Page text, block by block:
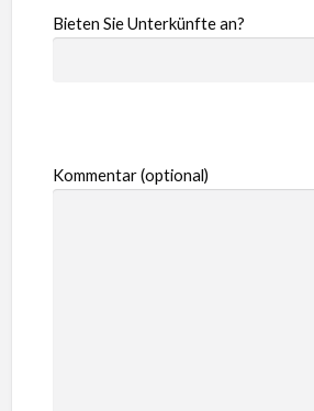
Bieten Sie Unterkünfte an?
Kommentar (optional)